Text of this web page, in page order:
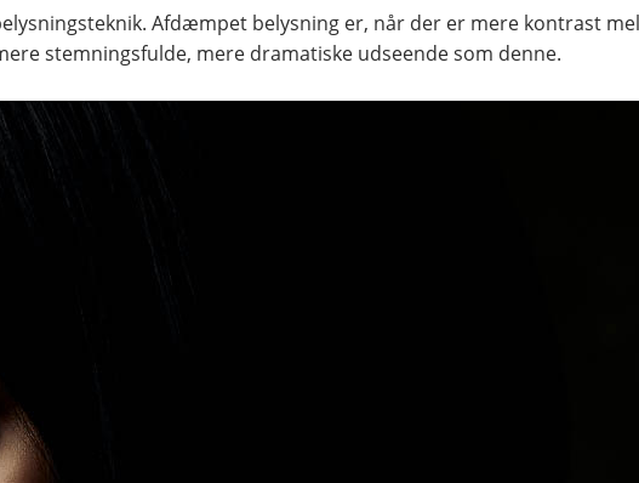
Afdæmpet belysning er, når der er mere kontrast
stemningsfulde, mere dramatiske udseende som denne.